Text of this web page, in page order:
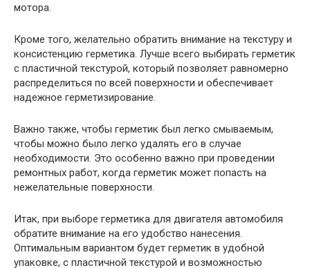
мотора.
Кроме того, желательно обратить внимание на текстуру и
консистенцию герметика. Лучше всего выбирать герметик
с пластичной текстурой, который позволяет равномерно
распределиться по всей поверхности и обеспечивает
надежное герметизирование.
Важно также, чтобы герметик был легко смываемым,
чтобы можно было легко удалять его в случае
необходимости. Это особенно важно при проведении
ремонтных работ, когда герметик может попасть на
нежелательные поверхности.
Итак, при выборе герметика для двигателя автомобиля
обратите внимание на его удобство нанесения.
Оптимальным вариантом будет герметик в удобной
упаковке, с пластичной текстурой и возможностью